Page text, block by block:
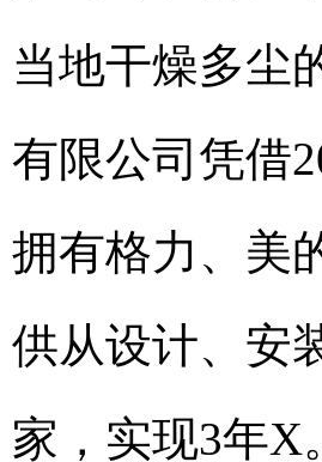
当地干燥多尘
有限公司凭借
拥有格力、美
供从设计、安
家，实现3年